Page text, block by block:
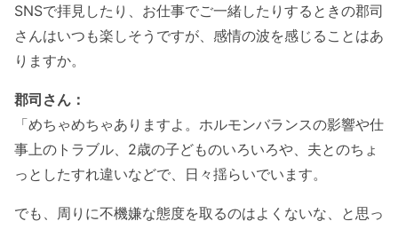
SNSで拝見したり、お仕事でご一緒したりするときの郡司
さんはいつも楽しそうですが、感情の波を感じることはあ
りますか。
郡司さん：
「めちゃめちゃありますよ。ホルモンバランスの影響や仕
事上のトラブル、2歳の子どものいろいろや、夫とのちょ
っとしたすれ違いなどで、日々揺らいでいます。
でも、周りに不機嫌な態度を取るのはよくないな、と思っ